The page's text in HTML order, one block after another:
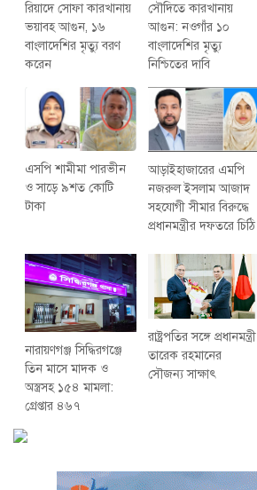
রিয়াদে সোফা কারখানায়
ভয়াবহ আগুন, ১৬
বাংলাদেশির মৃত্যু বরণ
করেন
সৌদিতে কারখানায়
আগুন: নওগাঁর ১০
বাংলাদেশির মৃত্যু
নিশ্চিতের দাবি
এসপি শামীমা পারভীন
ও সাড়ে ৯শত কোটি
টাকা
আড়াইহাজারের এমপি
নজরুল ইসলাম আজাদ
সহযোগী সীমার বিরুদ্ধে
প্রধানমন্ত্রীর দফতরে চিঠি
নারায়ণগঞ্জ সিদ্ধিরগঞ্জে
তিন মাসে মাদক ও
অস্ত্রসহ ১৫৪ মামলা:
গ্রেপ্তার ৪৬৭
রাষ্ট্রপতির সঙ্গে প্রধানমন্ত্রী
তারেক রহমানের
সৌজন্য সাক্ষাৎ